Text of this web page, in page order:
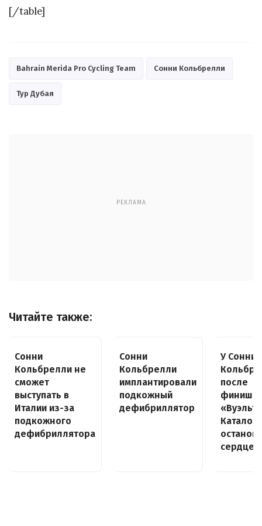
[/table]
Bahrain Merida Pro Cycling Team Сонни Кольбрелли
Тур Дубая
РЕКЛАМА
Читайте также:
Сонни
Кольбрелли не
сможет
выступать в
Италии из-за
подкожного
дефибриллятора
Сонни
Кольбрелли
имплантировали
подкожный
дефибриллятор
У Сонни
после
финиша
сердце